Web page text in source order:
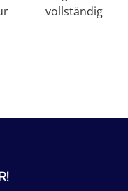
vollständig